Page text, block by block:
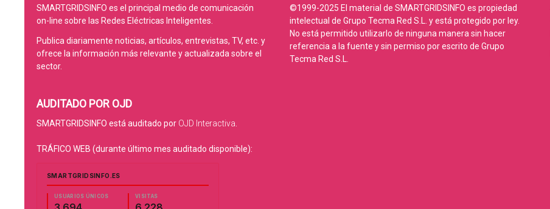
SMARTGRIDSINFO es el principal medio de comunicación
on-line sobre las Redes Eléctricas Inteligentes.
Publica diariamente noticias, artículos, entrevistas, TV, etc. y
ofrece la información más relevante y actualizada sobre el
sector.
AUDITADO POR OJD
SMARTGRIDSINFO está auditado por OJD Interactiva
TRÁFICO WEB (durante último mes auditado disponible):
©1999-2025 El material de SMARTGRIDSINFO es propiedad
intelectual de Grupo Tecma Red S.L. y está protegido por ley.
No está permitido utilizarlo de ninguna manera sin hacer
referencia a la fuente y sin permiso por escrito de Grupo
Tecma Red S.L.